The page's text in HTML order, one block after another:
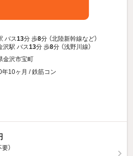
バス13分 歩8分 （北陸新幹線など）
沢駅 バス13分 歩8分 （浅野川線）
金沢市宝町
年10ヶ月 / 鉄筋コン
）